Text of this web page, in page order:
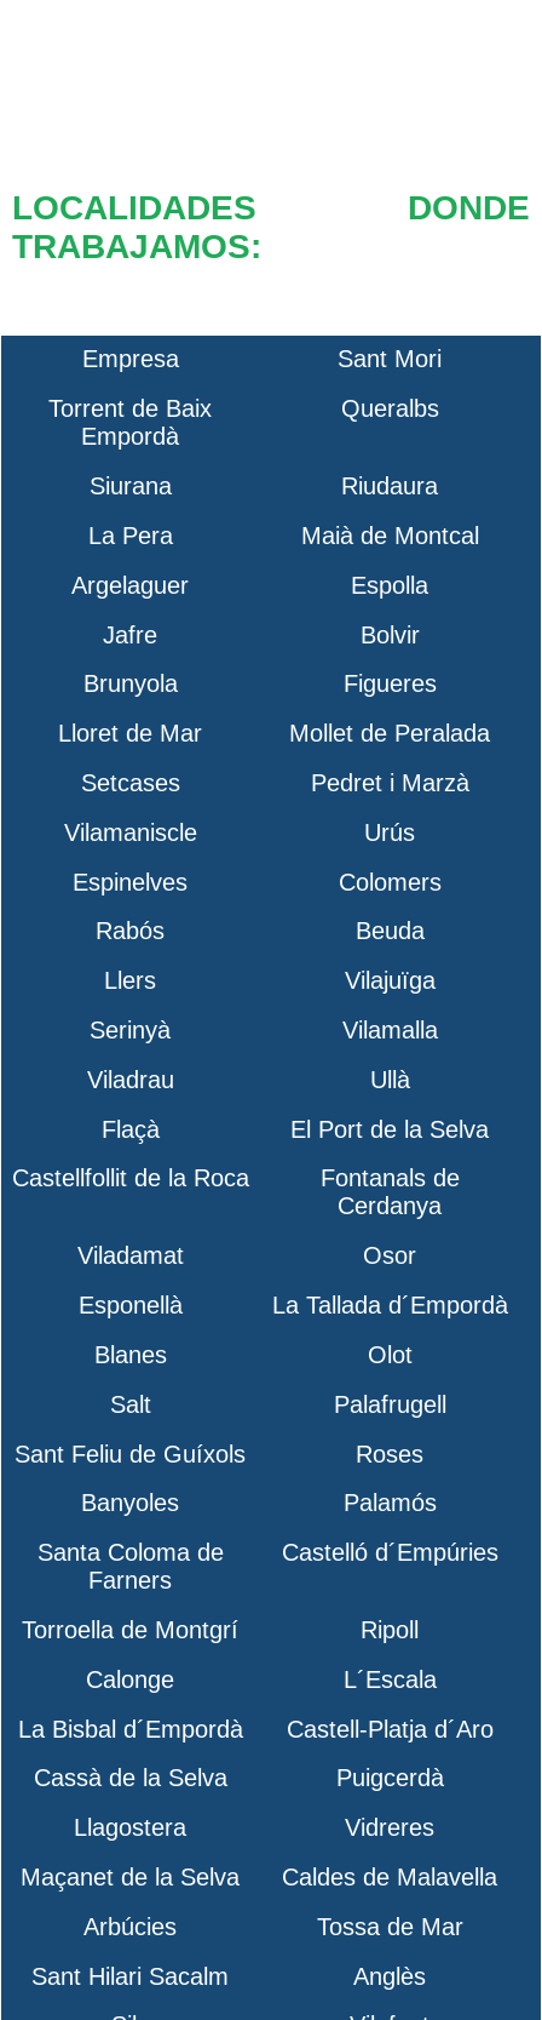
LOCALIDADES DONDE
TRABAJAMOS:
Empresa
Sant Mori
Torrent de Baix
Empordà
Queralbs
Siurana
Riudaura
La Pera
Maià de Montcal
Argelaguer
Espolla
Jafre
Bolvir
Brunyola
Figueres
Lloret de Mar
Mollet de Peralada
Setcases
Pedret i Marzà
Vilamaniscle
Urús
Espinelves
Colomers
Rabós
Beuda
Llers
Vilajuïga
Serinyà
Vilamalla
Viladrau
Ullà
Flaçà
El Port de la Selva
Castellfollit de la Roca
Fontanals de
Cerdanya
Viladamat
Osor
Esponellà
La Tallada d´Empordà
Blanes
Olot
Salt
Palafrugell
Sant Feliu de Guíxols
Roses
Banyoles
Palamós
Santa Coloma de
Farners
Castelló d´Empúries
Torroella de Montgrí
Ripoll
Calonge
L´Escala
La Bisbal d´Empordà
Castell-Platja d´Aro
Cassà de la Selva
Puigcerdà
Llagostera
Vidreres
Maçanet de la Selva
Caldes de Malavella
Arbúcies
Tossa de Mar
Sant Hilari Sacalm
Anglès